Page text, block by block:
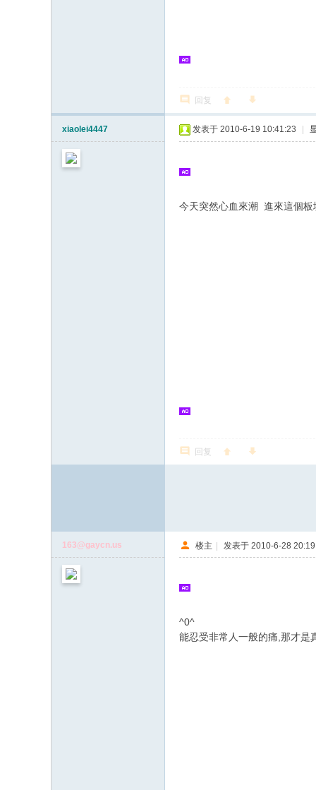
回复
xiaolei4447 发表于 2010-6-19 10:41:23
今天突然心血來潮 進來這個
回复
163@gaycn.us 楼主 | 发表于 2010-6-28
^0^
能忍受非常人一般的痛,那才是